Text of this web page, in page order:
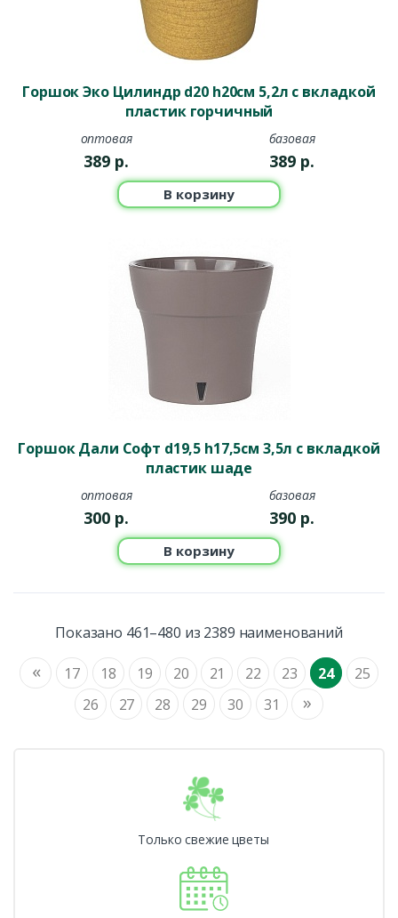
Горшок Эко Цилиндр d20 h20см 5,2л с вкладкой
пластик горчичный
оптовая
389 р.
базовая
389 р.
В корзину
Горшок Дали Софт d19,5 h17,5см 3,5л с вкладкой
пластик шаде
оптовая
300 р.
базовая
390 р.
В корзину
Показано 461–480 из 2389 наименований
« 17 18 19 20 21 22 23 24
25
26
27 28 29 30 31 »
Только свежие цветы